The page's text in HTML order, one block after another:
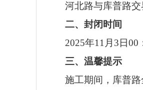
河北路与库普路交
二、封闭时间
2025年11月3日00
三、温馨提示
施工期间，库普